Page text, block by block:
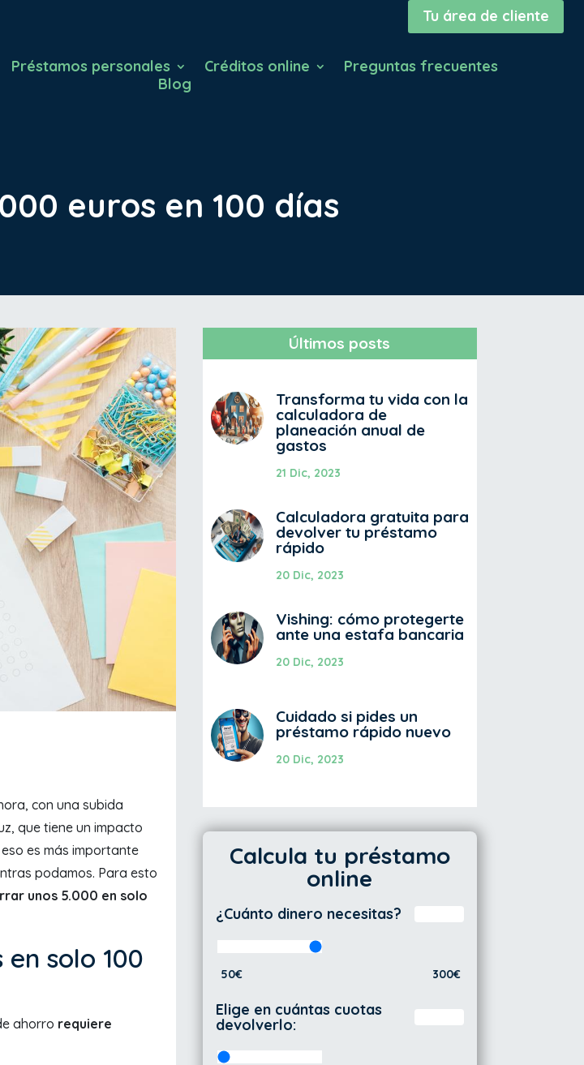
Tu área de cliente
Préstamos personales Créditos online
Preguntas frecuentes
Blog
euros en 100 días
con una subida
que tiene un impacto
es más importante
podamos. Para esto
unos 5.000 en solo
solo 100
ahorro requiere
Últimos posts
Transforma tu vida con la
calculadora de
planeación anual de
gastos
21 Dic, 2023
Calculadora gratuita para
devolver tu préstamo
rápido
20 Dic, 2023
Vishing: cómo protegerte
ante una estafa bancaria
20 Dic, 2023
Cuidado si pides un
préstamo rápido nuevo
20 Dic, 2023
Calcula tu préstamo
online
¿Cuánto dinero necesitas?
50€ 300€
Elige en cuántas cuotas
devolverlo: